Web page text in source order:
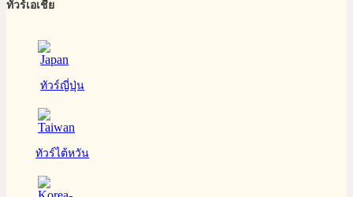
ทัวร์เอเชีย
ทัวร์ญี่ปุ่น
ทัวร์ไต้หวัน